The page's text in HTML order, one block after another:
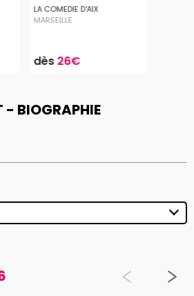
LA COMEDIE D'AIX
MARSEILLE
dès26€
- BIOGRAPHIE